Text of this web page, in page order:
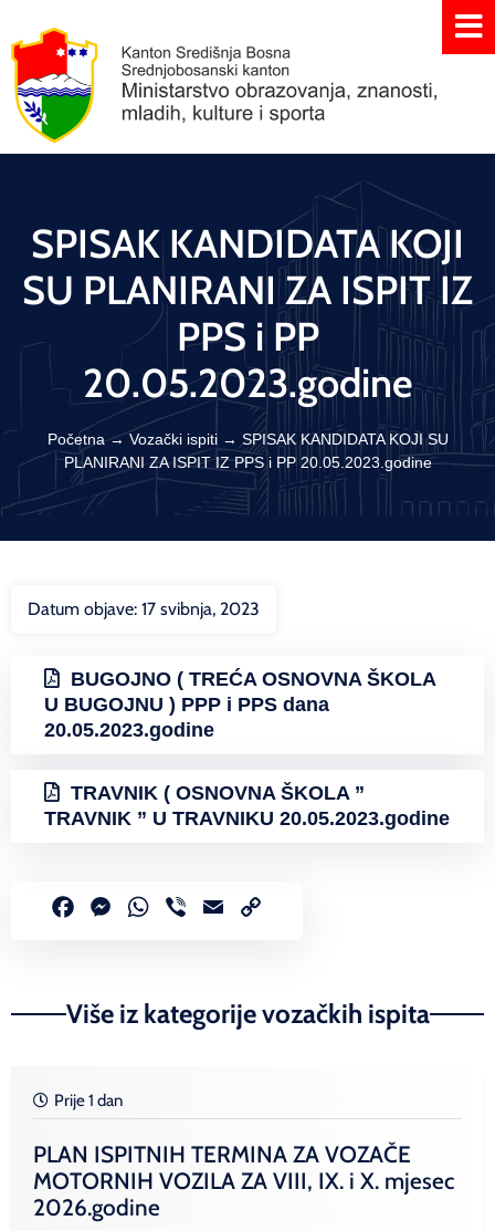
SPISAK KANDIDATA KOJI
SU PLANIRANI ZA ISPIT IZ
PPS i PP
20.05.2023.godine
Početna→Vozački ispiti→ SPISAK KANDIDATA KOJI SU
PLANIRANI ZA ISPIT IZ PPS i PP 20.05.2023.godine
Datum objave: 17 svibnja, 2023
BUGOJNO ( TREĆA OSNOVNA ŠKOLA
U BUGOJNU ) PPP i PPS dana
20.05.2023.godine
TRAVNIK ( OSNOVNA ŠKOLA ”
TRAVNIK ” U TRAVNIKU 20.05.2023.godine
FacebookMessenger
WhatsApp
Viber Email
Više iz kategorije vozačkih ispita
Prije 1 dan
PLAN ISPITNIH TERMINA ZA VOZAČE
MOTORNIH VOZILA ZA VIII, IX. i X. mjesec
2026.godine